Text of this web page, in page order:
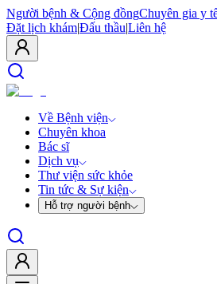
Người bệnh & Cộng đồngChuyên gia y
Đặt lịch khám|Đấu thầu|Liên hệ
Về Bệnh viện
Chuyên khoa
Bác sĩ
Dịch vụ
Thư viện sức khỏe
Tin tức & Sự kiện
Hỗ trợ người bệnh